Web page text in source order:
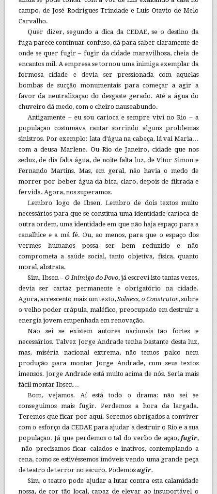
campo, de José Rodrigues Trindade e Luis Otavio de Melo
Carvalho.
Quer dizer, segundo a dica da CEDAE, se o destino da
fuga parece continuar confuso, dá para saber claramente de
onde se quer fugir – fugir da cidade maravilhosa, cheia de
encantos mil. A empresa se tornou uma inimiga exemplar da
formosa cidade e devia ser pressionada com aquelas
bombas de sucção monumentais para começar a agir a
favor da neutralização do desgaste gerado. Até a água do
chuveiro dá medo, com o cheiro nauseabundo.
Antigamente – eu sou carioca e sempre vivi no Rio – a
população costumava cantar sorrindo alguns problemas
sinistros. Por exemplo: lata d’água na cabeça, lá vai Maria…
com a deusa Marlene. Ou Rio de Janeiro, cidade que nos
seduz, de dia falta água, de noite falta luz, de Vitor Simon e
Fernando Martins. Mas, em geral, não havia o medo de
morrer por beber água da bica, claro, depois de filtrada e
fervida. Agora, nos superamos.
Lembro logo de Ibsen. Lembro de dois textos muito
necessários para que se constitua uma identidade carioca de
outra ordem, uma identidade em que não haja espaço para a
canalhice e a má fé. Ou, ao menos, para que o espaço dos
vermes humanos possa ser bem reduzido e não
comprometa a saúde social, tanto objetiva, física, quanto
moral, abstrata.
Sim, Ibsen – O Inimigo do Povo, já escrevi isto tantas vezes,
devia ser cartaz permanente e obrigatório na cidade.
Agora, acrescento mais um texto,Solness, o Construtor, sobre
o velho poder crápula, maléfico, preocupado em destruir a
energia jovem empenhada em renovação.
Não sei se existem autores nacionais tão fortes e
necessários. Talvez Jorge Andrade tenha bastante desta luz,
mas, miséria nacional extrema, não temos palco nem
produção para montar Jorge Andrade, com seus textos
imensos. Jorge Andrade está muito acima de nós. Seria mais
fácil montar Ibsen…
Bom, vejamos. Aí está todo o drama: não sei se
conseguimos mais fugir. Perdemos a hora da largada.
Teremos que ficar por aqui. Seremos obrigados a conviver
com o esforço da CEDAE para ajudar a destruir o Rio e a sua
população. Já que perdemos o tal do verbo de ação,fugir,
não precisamos ficar calados e inativos, contemplando a
cena, como se estivéssemos imóveis vendo uma grande peça
de teatro de terror no escuro. Podemos agir.
Sim, o teatro pode ajudar a lutar contra esta calamidade
nossa, de cor tão local, capaz de elevar ao insuportável o